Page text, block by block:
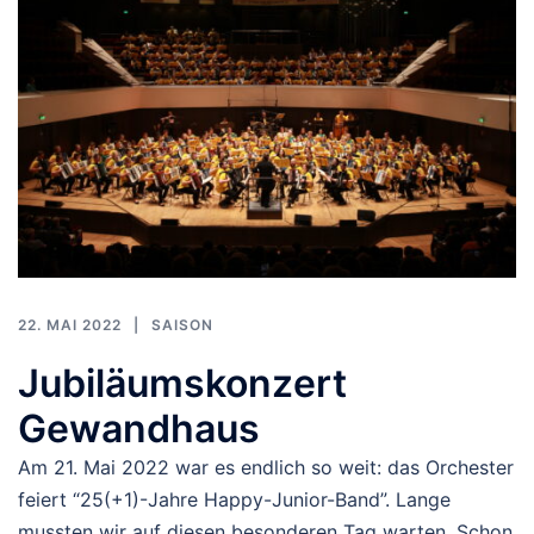
22. MAI 2022 SAISON
Jubiläumskonzert
Gewandhaus
Am 21. Mai 2022 war es endlich so weit: das Orchester
feiert “25(+1)-Jahre Happy-Junior-Band”. Lange